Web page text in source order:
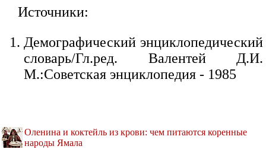
Источники:
Демографический энциклопедический
словарь/Гл.ред. Валентей Д.И.
М.:Советская энциклопедия - 1985
Оленина и коктейль из крови: чем питаются коренные
народы Ямала